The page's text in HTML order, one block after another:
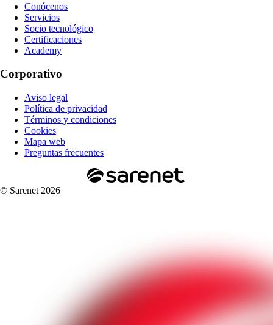
Conócenos
Servicios
Socio tecnológico
Certificaciones
Academy
Corporativo
Aviso legal
Política de privacidad
Términos y condiciones
Cookies
Mapa web
Preguntas frecuentes
© Sarenet 2026